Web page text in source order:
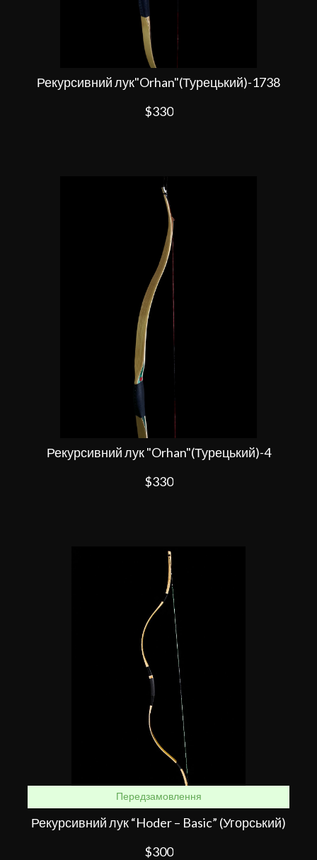
Рекурсивний лук"Orhan"(Турецький)-1738
$330
Рекурсивний лук "Orhan"(Турецький)-4
$330
Передзамовлення
Рекурсивний лук “Hoder – Basic” (Угорський)
$300